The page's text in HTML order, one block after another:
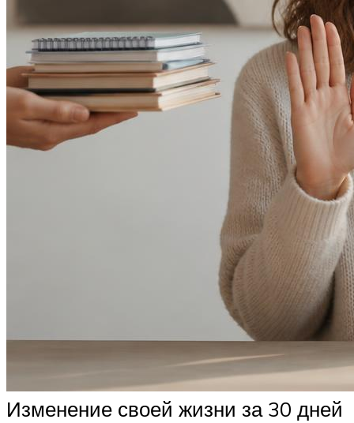
Изменение своей жизни за 30 дней